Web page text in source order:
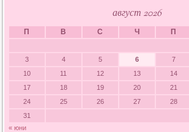
август 2026
П В С Ч П
3
4 5 6 7
10
11 12 13 14
17
18 19 20 21
24
25 26 27 28
31
« юни